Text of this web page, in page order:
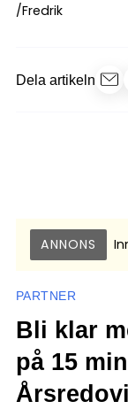
/Fredrik
Dela artikeln
ANNONS
PARTNER
Bli klar
på 15